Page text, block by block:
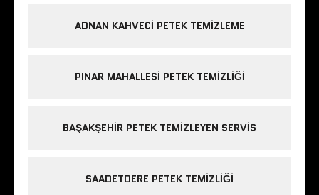
ADNAN KAHVECI PETEK TEMIZLEME
PINAR MAHALLESI PETEK TEMIZLIĞI
BAŞAKŞEHIR PETEK TEMIZLEYEN SERVIS
SAADETDERE PETEK TEMIZLIĞI